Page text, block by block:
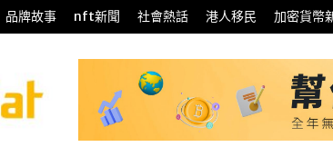
品牌故事 nft新聞 社會熱話 港人移民 加密貨幣